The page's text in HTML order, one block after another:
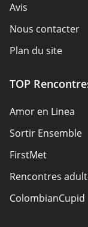
Avis
Nous contacter
Plan du site
TOP
Amor en Linea
Sortir Ensemble
FirstMet
Rencontres
ColombianCupid